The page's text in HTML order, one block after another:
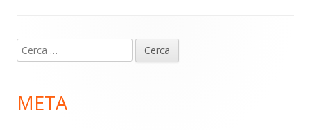
piè
pagina
Ricerca
per:
META